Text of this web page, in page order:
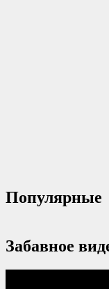
Популярные
Забавное